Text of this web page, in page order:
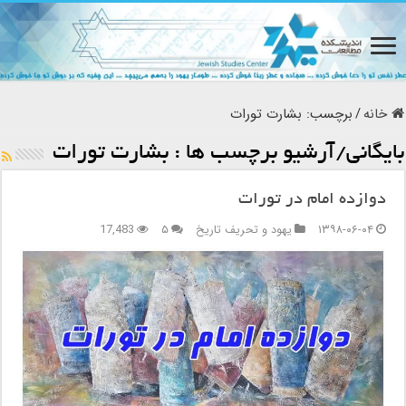
خانه/برچسب: بشارت تورات
بایگانی/آرشیو برچسب ها :بشارت تورات
دوازده امام در تورات
۱۳۹۸-۰۶-۰۴
یهود و تحریف تاریخ ۵ 17,483